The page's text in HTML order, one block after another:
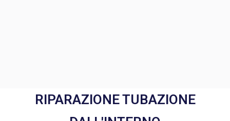
RIPARAZIONE TUBAZIONE